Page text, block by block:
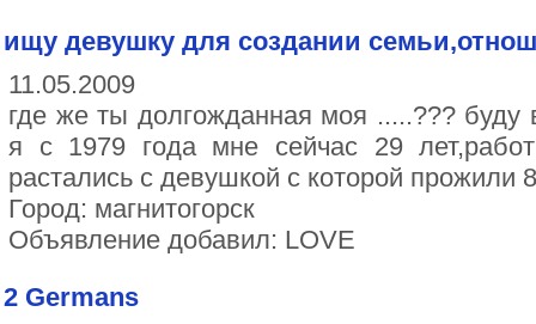
ищу девушку для создании
11.05.2009
где же ты долгожданная моя .....??? буду
я с 1979 года мне сейчас 29
растались с девушкой с которой прожили
Город: магнитогорск
Объявление добавил: LOVE
2 Germans